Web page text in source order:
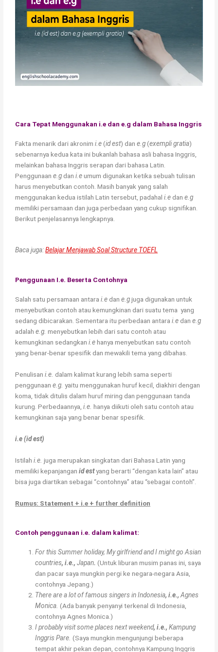
Cara Tepat Menggunakan i.e dan e.g dalam Bahasa Inggris
Fakta menarik dari akronimi.e(id est) dane.g(exempli gratia)
sebenarnya kedua kata ini bukanlah bahasa asli bahasa Inggris,
melainkan bahasa Inggris serapan dari bahasa Latin.
Penggunaane.gdani.eumum digunakan ketika sebuah tulisan
harus menyebutkan contoh. Masih banyak yang salah
menggunakan kedua istilah Latin tersebut, padahali.edane.g
memiliki persamaan dan juga perbedaan yang cukup signifikan.
Berikut penjelasannya lengkapnya.
Baca juga:Belajar Menjawab Soal Structure TOEFL
Penggunaan I.e. Beserta Contohnya
Salah satu persamaan antarai.edane.gjuga digunakan untuk
menyebutkan contoh atau kemungkinan dari suatu tema yang
sedang dibicarakan. Sementara itu perbedaan antarai.edane.g
adalahe.g.menyebutkan lebih dari satu contoh atau
kemungkinan sedangkani.ehanya menyebutkan satu contoh
yang benar-benar spesifik dan mewakili tema yang dibahas.
Penulisani.e.dalam kalimat kurang lebih sama seperti
penggunaane.g.yaitu menggunakan huruf kecil, diakhiri dengan
koma, tidak ditulis dalam huruf miring dan penggunaan tanda
kurung. Perbedaannya,i.e.hanya diikuti oleh satu contoh atau
kemungkinan saja yang benar benar spesifik.
i.e (id est)
Istilahi.e.juga merupakan singkatan dari Bahasa Latin yang
memiliki kepanjanganid estyang berarti “dengan kata lain” atau
bisa juga diartikan sebagai “contohnya” atau “sebagai contoh”.
Rumus: Statement + i.e + further definition
Contoh penggunaan i.e. dalam kalimat:
For this Summer holiday, My girlfriend and I might go Asian
countries, i.e.,Japan.(Untuk liburan musim panas ini, saya
dan pacar saya mungkin pergi ke negara-negara Asia,
contohnya Jepang.)
There are a lot of famous singers in Indonesia, i.e.,Agnes
Monica.(Ada banyak penyanyi terkenal di Indonesia,
contohnya Agnes Monica.)
I probably visit some places next weekend, i.e.,Kampung
Inggris Pare.(Saya mungkin mengunjungi beberapa
tempat akhir pekan depan, contohnya Kampung Inggris